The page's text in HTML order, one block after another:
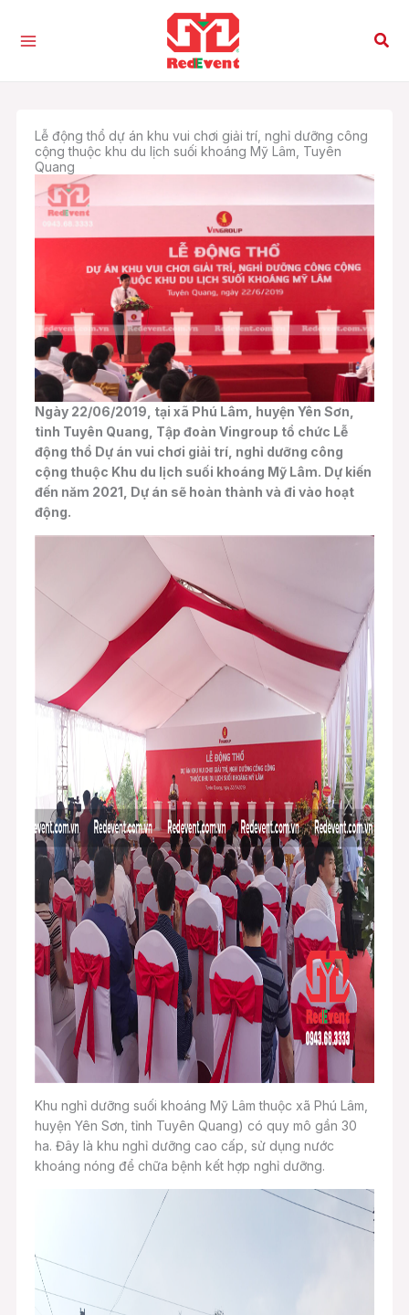
Tìm
Lễ động thổ dự án khu vui chơi giải trí, nghỉ dưỡng công
cộng thuộc khu du lịch suối khoáng Mỹ Lâm, Tuyên
Quang
Ngày 22/06/2019, tại xã Phú Lâm, huyện Yên Sơn,
tỉnh Tuyên Quang, Tập đoàn Vingroup tổ chức Lễ
động thổ Dự án vui chơi giải trí, nghỉ dưỡng công
cộng thuộc Khu du lịch suối khoáng Mỹ Lâm. Dự kiến
đến năm 2021, Dự án sẽ hoàn thành và đi vào hoạt
động.
Khu nghỉ dưỡng suối khoáng Mỹ Lâm thuộc xã Phú Lâm,
huyện Yên Sơn, tỉnh Tuyên Quang) có quy mô gần 30
ha. Đây là khu nghỉ dưỡng cao cấp, sử dụng nước
khoáng nóng để chữa bệnh kết hợp nghỉ dưỡng.